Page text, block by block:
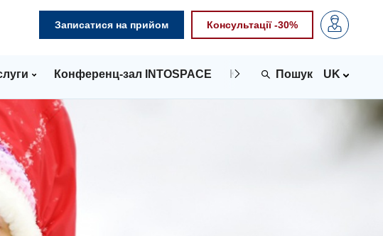
Записатися на прийом Консультації -30%
Конференц-зал INTOSPACE Контакти UK